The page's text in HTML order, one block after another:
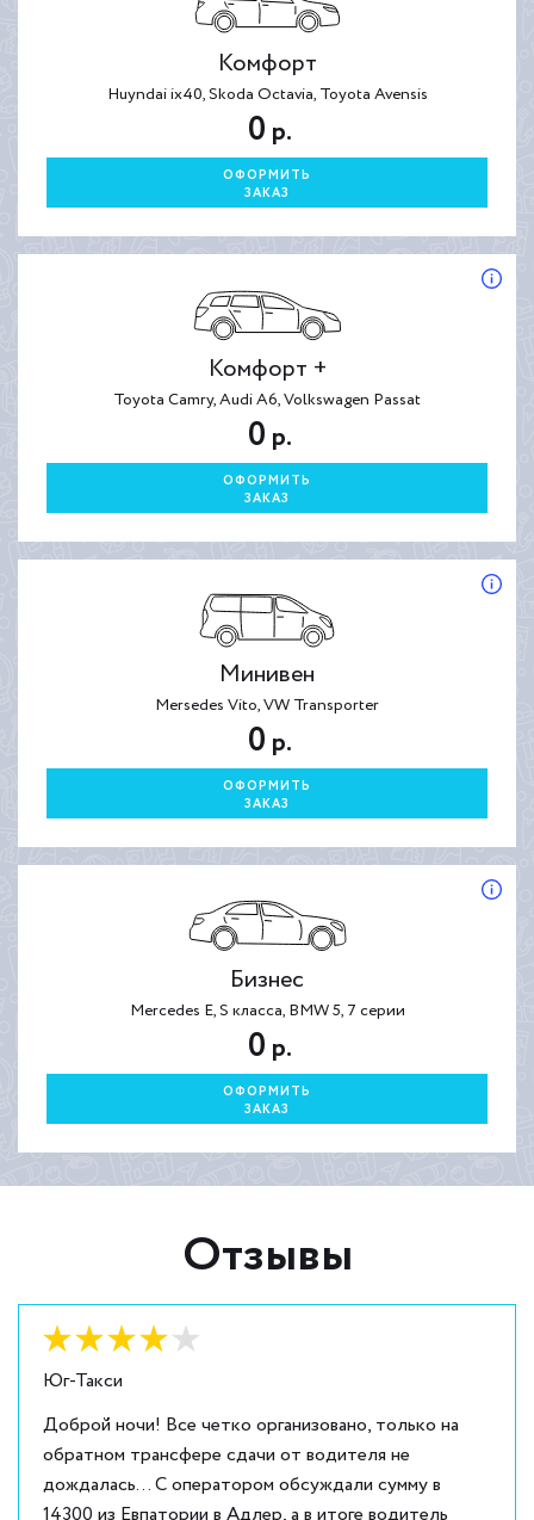
Комфорт
Huyndai ix40, Skoda Octavia, Toyota Avensis
0 р.
ОФОРМИТЬ
ЗАКАЗ
Комфорт +
Toyota Camry, Audi A6, Volkswagen Passat
0 р.
ОФОРМИТЬ
ЗАКАЗ
Минивен
Mersedes Vito, VW Transporter
0 р.
ОФОРМИТЬ
ЗАКАЗ
Бизнес
Mercedes E, S класса, BMW 5, 7 серии
0 р.
ОФОРМИТЬ
ЗАКАЗ
Отзывы
Юг-Такси
Оценка: 4
Доброй ночи! Все четко организовано, только на
обратном трансфере сдачи от водителя не
дождалась... С оператором обсуждали сумму в